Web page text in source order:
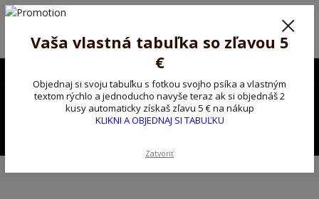
Poprosíme ctených zákazníkov o trpezlivosť, v tomto období máme
Preto sme Vám pripravili malý darček ako ospravedlnenie.
!!! ZĽAVA 5€ na PRVÚ objednávku nad 30€ s kódom pozorpes5 !!!
0,00 EUR
Vaša vlastná tabuľka so zľavou 5
€
Objednaj si svoju tabuľku s fotkou svojho psíka a vlastným
textom rýchlo a jednoducho navyše teraz ak si objednáš 2
kusy automaticky získaš zľavu 5 € na nákup
KLIKNI A OBJEDNAJ SI TABUĽKU
Zatvoriť